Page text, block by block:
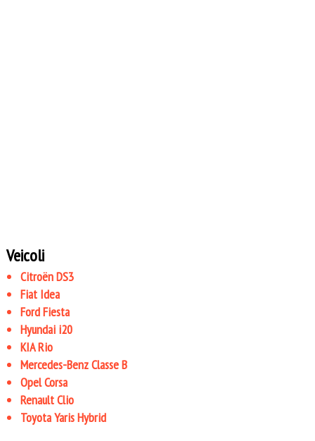
Veicoli
Citroën DS3
Fiat Idea
Ford Fiesta
Hyundai i20
KIA Rio
Mercedes-Benz Classe B
Opel Corsa
Renault Clio
Toyota Yaris Hybrid